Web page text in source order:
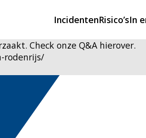
Incidenten
incidenten
Hulpdiensten nodig?
CIN-meldingen
Risico’sIn
Check onze Q&A hierover.
rodenrijs/